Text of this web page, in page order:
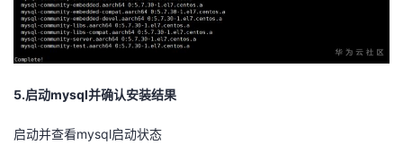
5.启动mysql并确认安装结果
启动并查看mysql启动状态